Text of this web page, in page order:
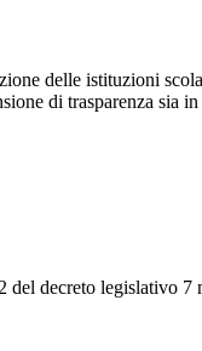
delle istituzioni
di trasparenza sia
decreto legislativo